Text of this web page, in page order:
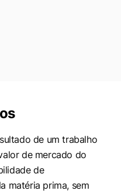
de um trabalho
de mercado do
de
matéria prima, sem